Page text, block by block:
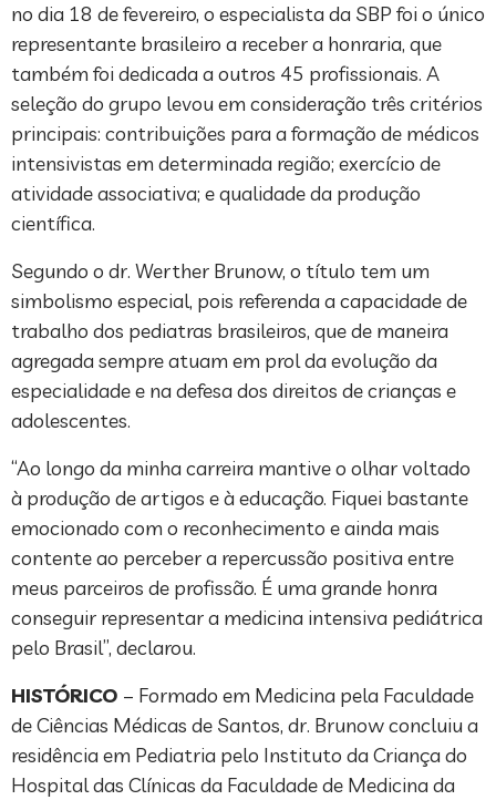
no dia 18 de fevereiro, o especialista da SBP foi o único
representante brasileiro a receber a honraria, que
também foi dedicada a outros 45 profissionais. A
seleção do grupo levou em consideração três critérios
principais: contribuições para a formação de médicos
intensivistas em determinada região; exercício de
atividade associativa; e qualidade da produção
científica.
Segundo o dr. Werther Brunow, o título tem um
simbolismo especial, pois referenda a capacidade de
trabalho dos pediatras brasileiros, que de maneira
agregada sempre atuam em prol da evolução da
especialidade e na defesa dos direitos de crianças e
adolescentes.
“Ao longo da minha carreira mantive o olhar voltado
à produção de artigos e à educação. Fiquei bastante
emocionado com o reconhecimento e ainda mais
contente ao perceber a repercussão positiva entre
meus parceiros de profissão. É uma grande honra
conseguir representar a medicina intensiva pediátrica
pelo Brasil”, declarou.
HISTÓRICO – Formado em Medicina pela Faculdade
de Ciências Médicas de Santos, dr. Brunow concluiu a
residência em Pediatria pelo Instituto da Criança do
Hospital das Clínicas da Faculdade de Medicina da